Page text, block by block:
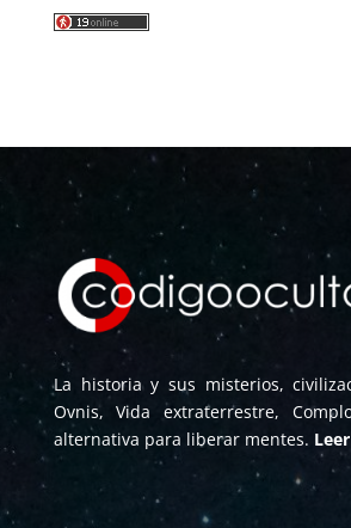
La historia y sus misterios,
Ovnis, Vida extraterrestre,
alternativa para liberar mentes.